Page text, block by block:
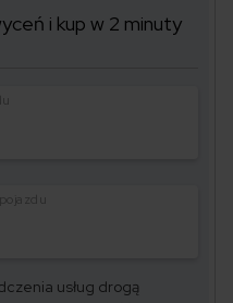
i kup w 2 minuty
usług drogą